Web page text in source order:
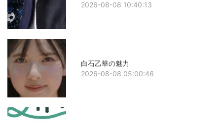
2026-08-08 10:40:13
白石乙華の魅力
2026-08-08 05:00:46